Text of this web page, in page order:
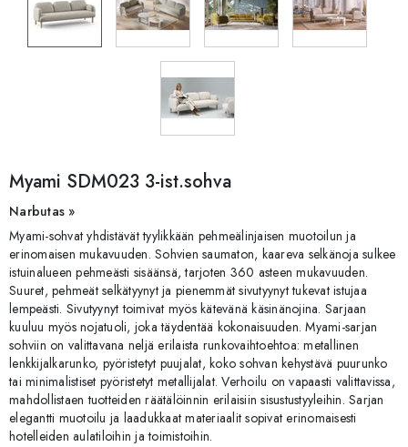
Myami SDM023 3-ist.sohva
Narbutas »
Myami-sohvat yhdistävät tyylikkään pehmeälinjaisen muotoilun ja
erinomaisen mukavuuden. Sohvien saumaton, kaareva selkänoja sulkee
istuinalueen pehmeästi sisäänsä, tarjoten 360 asteen mukavuuden.
Suuret, pehmeät selkätyynyt ja pienemmät sivutyynyt tukevat istujaa
lempeästi. Sivutyynyt toimivat myös kätevänä käsinänojina. Sarjaan
kuuluu myös nojatuoli, joka täydentää kokonaisuuden. Myami-sarjan
sohviin on valittavana neljä erilaista runkovaihtoehtoa: metallinen
lenkkijalkarunko, pyöristetyt puujalat, koko sohvan kehystävä puurunko
tai minimalistiset pyöristetyt metallijalat. Verhoilu on vapaasti valittavissa,
mahdollistaen tuotteiden räätälöinnin erilaisiin sisustustyyleihin. Sarjan
elegantti muotoilu ja laadukkaat materiaalit sopivat erinomaisesti
hotelleiden aulatiloihin ja toimistoihin.